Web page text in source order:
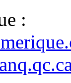
: